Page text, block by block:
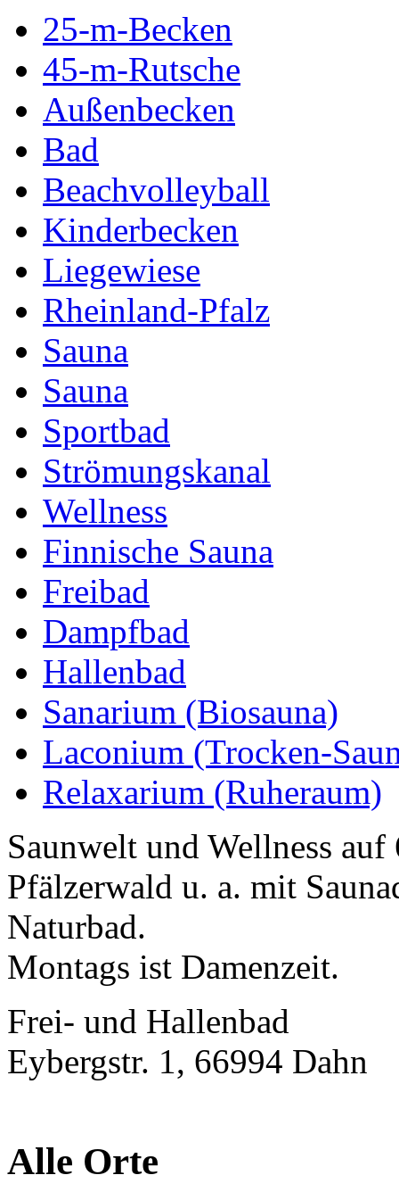
25-m-Becken
45-m-Rutsche
Außenbecken
Bad
Beachvolleyball
Kinderbecken
Liegewiese
Rheinland-Pfalz
Sauna
Sauna
Sportbad
Strömungskanal
Wellness
Finnische Sauna
Freibad
Dampfbad
Hallenbad
Sanarium (Biosauna)
Laconium (Trocken-
Relaxarium (Ruheraum)
Saunwelt und Wellness
Pfälzerwald u. a. mit
Naturbad.
Montags ist Damenzeit.
Frei- und Hallenbad
Eybergstr. 1, 66994 Dahn
Alle Orte